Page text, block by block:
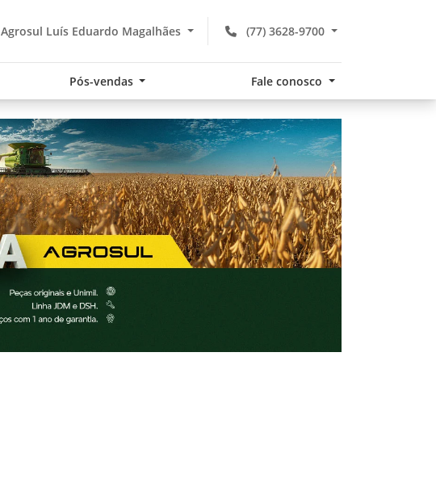
(77) 3628-9700
Agrosul Luís Eduardo Magalhães
Pós-vendas Fale conosco